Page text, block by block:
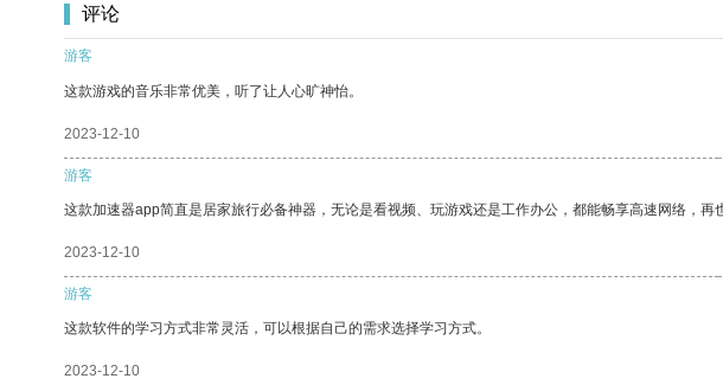
评论
游客
这款游戏的音乐非常优美，听了让人心旷神怡。
2023-12-10
游客
这款加速器app简直是居家旅行必备神器，无论是看视频、玩游戏还是工作办公，都能畅享高速网络，
2023-12-10
游客
这款软件的学习方式非常灵活，可以根据自己的需求选择学习方式。
2023-12-10